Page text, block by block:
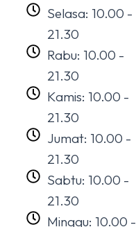
Selasa: 10.00 -
21.30
Rabu: 10.00 -
21.30
Kamis: 10.00 -
21.30
Jumat: 10.00 -
21.30
Sabtu: 10.00 -
21.30
Minggu: 10.00 -